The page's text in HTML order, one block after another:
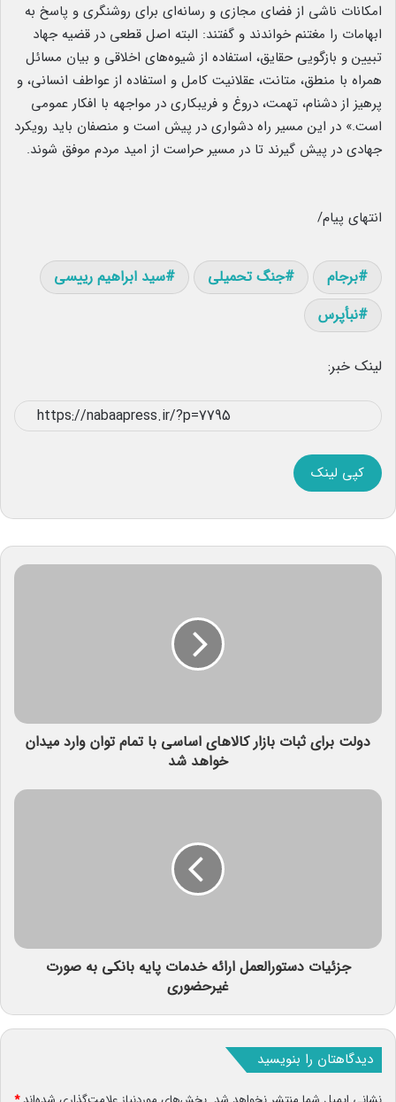
امکانات ناشی از فضای مجازی و رسانه‌ای برای روشنگری و پاسخ به
ابهامات را مغتنم خواندند و گفتند: البته اصل قطعی در قضیه جهاد
تبیین و بازگویی حقایق، استفاده از شیوه‌های اخلاقی و بیان مسائل
همراه با منطق، متانت، عقلانیت کامل و استفاده از عواطف انسانی، و
پرهیز از دشنام، تهمت، دروغ و فریبکاری در مواجهه با افکار عمومی
است.» در این مسیر راه دشواری در پیش است و منصفان باید رویکرد
جهادی در پیش گیرند تا در مسیر حراست از امید مردم موفق شوند.
انتهای پیام/
برجام جنگ تحمیلی
سید ابراهیم رییسی
نبأپرس
لینک خبر:
کپی لینک
دولت برای ثبات بازار کالاهای اساسی با تمام توان وارد میدان
خواهد شد
جزئیات دستورالعمل ارائه خدمات پایه بانکی به صورت
غیرحضوری
دیدگاهتان را بنویسید